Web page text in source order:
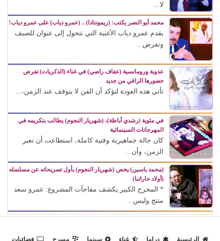
لا...
محمد أبو النصر يكتب: (ريمونتادا) .. (عمرو دياب) على عمرو دياب!
يقدم عمرو دياب الأغنية التي تتحول إلى عنوان للصيف
وتفرض...
عذوبة ورومانسية (عفاف راضي) في غناء (الذكريات) تفرض
حضورها الراقي من جديد
تأتي هذه العودة لتؤكد أن الفن لا يتوقف عند الزمن،...
في مئوية (رشدي أباظة)، (شهريار النجوم) يطالب بتكريمه في
المهرجانات السينمائية
كان حالة جماهيرية وفنية كاملة، استطاعت أن تعبر
الزمن، وأن...
(محمد ياسين) يخص (شهريار النجوم) بأول تصريحاته عن مسلسله
(أولاد حاراتنا)
* المخرج الكبير يكشف مفاجآت المشروع: عمرو سعد
منتج وليس...
الرئيسية دراما غناء سينما مسرح فضائيات